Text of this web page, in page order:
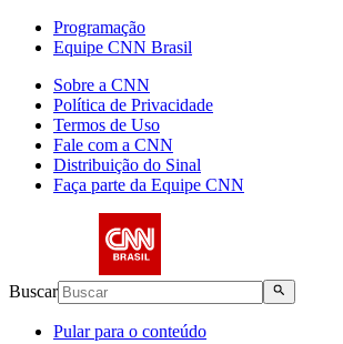
Programação
Equipe CNN Brasil
Sobre a CNN
Política de Privacidade
Termos de Uso
Fale com a CNN
Distribuição do Sinal
Faça parte da Equipe CNN
Buscar
Pular para o conteúdo